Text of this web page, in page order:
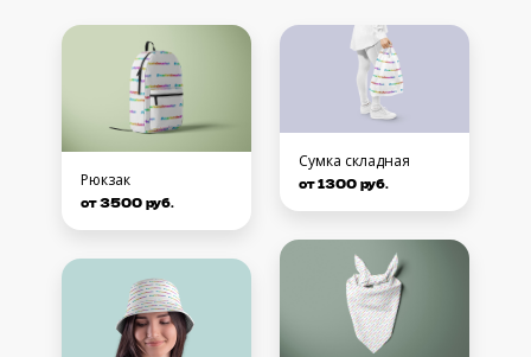
Рюкзак
от 3500 руб.
Сумка складная
от 1300 руб.